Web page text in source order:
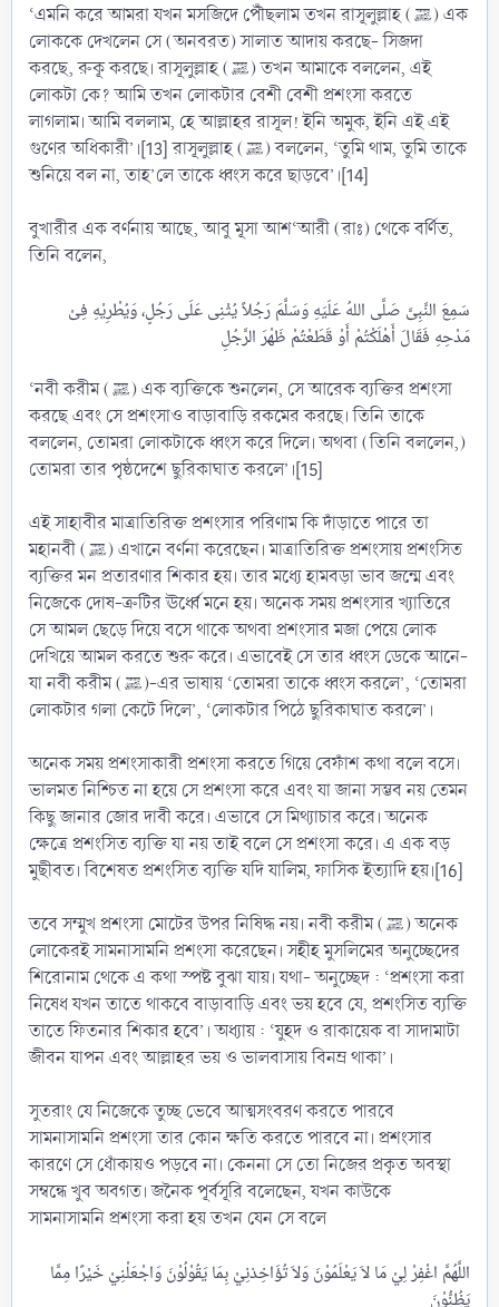
‘এমনি করে আমরা যখন মসজিদে পৌঁছলাম তখন রাসূলুল্লাহ (ﷺ) এক
লোককে দেখলেন সে (অনবরত) সালাত আদায় করছে- সিজদা
করছে, রুকূ করছে। রাসূলুল্লাহ (ﷺ) তখন আমাকে বললেন, এই
লোকটা কে? আমি তখন লোকটার বেশী বেশী প্রশংসা করতে
লাগলাম। আমি বললাম, হে আল্লাহর রাসূল! ইনি অমুক, ইনি এই এই
গুণের অধিকারী’।[13] রাসূলুল্লাহ (ﷺ) বললেন, ‘তুমি থাম, তুমি তাকে
শুনিয়ে বল না, তাহ’লে তাকে ধ্বংস করে ছাড়বে’।[14]
বুখারীর এক বর্ণনায় আছে, আবু মূসা আশ‘আরী (রাঃ) থেকে বর্ণিত,
তিনি বলেন,
سَمِعَ النَّبِىَّ صَلَّى اللهُ عَلَيَهِ وَسَلَّمَ رَجُلاً يُثْنِى عَلَى رَجُلٍ، وَيُطْرِيْهِ فِىْ
‘নবী করীম (ﷺ) এক ব্যক্তিকে শুনলেন, সে আরেক ব্যক্তির প্রশংসা
করছে এবং সে প্রশংসাও বাড়াবাড়ি রকমের করছে। তিনি তাকে
বললেন, তোমরা লোকটাকে ধ্বংস করে দিলে। অথবা (তিনি বললেন,)
তোমরা তার পৃষ্ঠদেশে ছুরিকাঘাত করলে’।[15]
এই সাহাবীর মাত্রাতিরিক্ত প্রশংসার পরিণাম কি দাঁড়াতে পারে তা
মহানবী (ﷺ) এখানে বর্ণনা করেছেন। মাত্রাতিরিক্ত প্রশংসায় প্রশংসিত
ব্যক্তির মন প্রতারণার শিকার হয়। তার মধ্যে হামবড়া ভাব জন্মে এবং
নিজেকে দোষ-ত্রুটির ঊর্ধ্বে মনে হয়। অনেক সময় প্রশংসার খ্যাতিরে
সে আমল ছেড়ে দিয়ে বসে থাকে অথবা প্রশংসার মজা পেয়ে লোক
দেখিয়ে আমল করতে শুরু করে। এভাবেই সে তার ধ্বংস ডেকে আনে-
যা নবী করীম (ﷺ)-এর ভাষায় ‘তোমরা তাকে ধ্বংস করলে’, ‘তোমরা
লোকটার গলা কেটে দিলে’, ‘লোকটার পিঠে ছুরিকাঘাত করলে’।
অনেক সময় প্রশংসাকারী প্রশংসা করতে গিয়ে বেফাঁশ কথা বলে বসে।
ভালমত নিশ্চিত না হয়ে সে প্রশংসা করে এবং যা জানা সম্ভব নয় তেমন
কিছু জানার জোর দাবী করে। এভাবে সে মিথ্যাচার করে। অনেক
ক্ষেত্রে প্রশংসিত ব্যক্তি যা নয় তাই বলে সে প্রশংসা করে। এ এক বড়
মুছীবত। বিশেষত প্রশংসিত ব্যক্তি যদি যালিম, ফাসিক ইত্যাদি হয়।[16]
তবে সম্মুখ প্রশংসা মোটের উপর নিষিদ্ধ নয়। নবী করীম (ﷺ) অনেক
লোকেরই সামনাসামনি প্রশংসা করেছেন। সহীহ মুসলিমের অনুচ্ছেদের
শিরোনাম থেকে এ কথা স্পষ্ট বুঝা যায়। যথা- অনুচ্ছেদ : ‘প্রশংসা করা
নিষেধ যখন তাতে থাকবে বাড়াবাড়ি এবং ভয় হবে যে, প্রশংসিত ব্যক্তি
তাতে ফিতনার শিকার হবে’। অধ্যায় : ‘যুহদ ও রাকায়েক বা সাদামাটা
জীবন যাপন এবং আল্লাহর ভয় ও ভালবাসায় বিনম্র থাকা’।
সুতরাং যে নিজেকে তুচ্ছ ভেবে আত্মসংবরণ করতে পারবে
সামনাসামনি প্রশংসা তার কোন ক্ষতি করতে পারবে না। প্রশংসার
কারণে সে ধোঁকায়ও পড়বে না। কেননা সে তো নিজের প্রকৃত অবস্থা
সম্বন্ধে খুব অবগত। জনৈক পূর্বসূরি বলেছেন, যখন কাউকে
সামনাসামনি প্রশংসা করা হয় তখন যেন সে বলে
اللَّهُمَّ اغْفِرْ لِيْ مَا لاَ يَعْلَمُوْنَ وَلاَ تُؤَاخِذنِيْ بِمَا يَقُوْلُوْنَ وَاجْعَلْنِيْ خَيْرًا مِمَّا